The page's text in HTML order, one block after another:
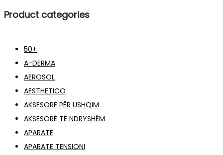
Product categories
50+
A-DERMA
AEROSOL
AESTHETICO
AKSESORË PËR USHQIM
AKSESORË TË NDRYSHËM
APARATE
APARATE TENSIONI